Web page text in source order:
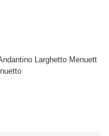
Larghetto Menuett